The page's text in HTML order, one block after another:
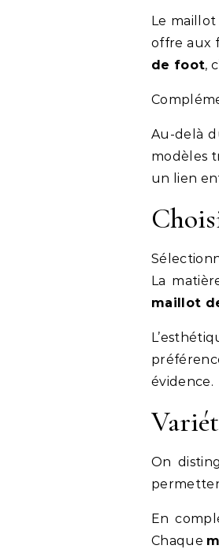
Le
offre aux
de foot,
Au-delà
modèles
un lien
La
maillot
évidence.
On
En
Chaque